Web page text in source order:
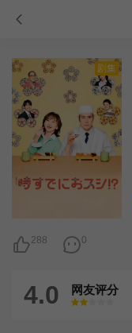
剧集
288 0
4.0 网友评分
很差
较差还行推荐力荐